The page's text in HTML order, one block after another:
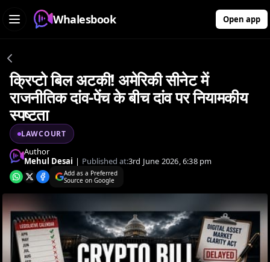
Whalesbook Open app
क्रिप्टो बिल अटकी! अमेरिकी सीनेट में
राजनीतिक दांव-पेंच के बीच दांव पर नियामकीय
स्पष्टता
LAWCOURT
Author
Mehul Desai | Published at:3rd June 2026, 6:38 pm
Add as a Preferred
Source on Google